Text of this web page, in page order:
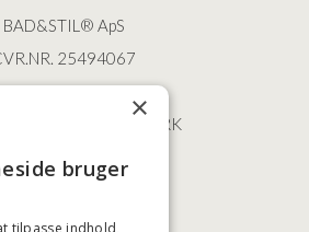
BAD&STIL® ApS
25494067
202
• DANMARK
+45 3920 5084
×
bruger
tilpasse indhold,